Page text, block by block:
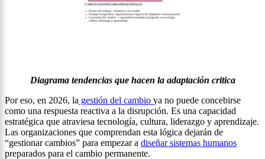
Diagrama tendencias que hacen la adaptación critica
Por eso, en 2026, la gestión del cambio ya no puede concebirse
como una respuesta reactiva a la disrupción. Es una capacidad
estratégica que atraviesa tecnología, cultura, liderazgo y aprendizaje.
Las organizaciones que comprendan esta lógica dejarán de
“gestionar cambios” para empezar a diseñar sistemas humanos
preparados para el cambio permanente.